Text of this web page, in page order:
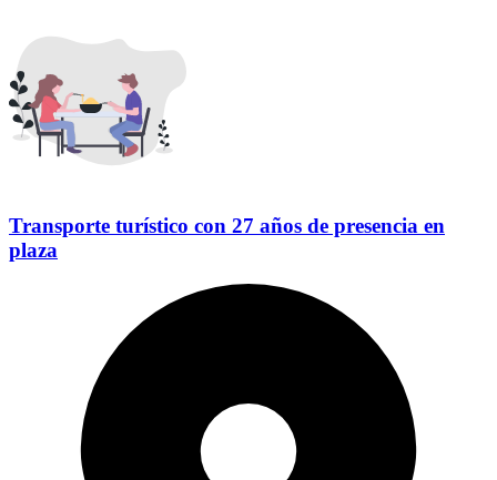
Transporte turístico con 27 años de presencia en
plaza